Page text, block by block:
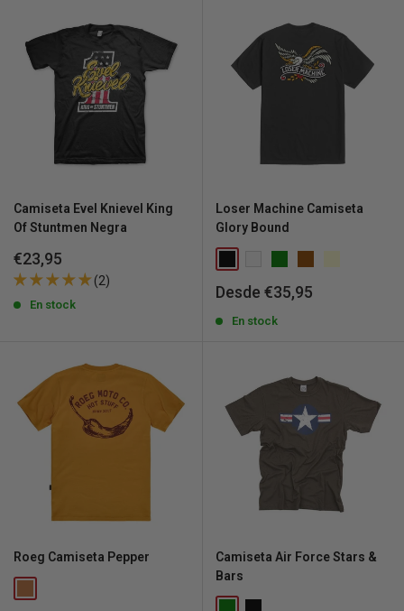
Camiseta Evel Knievel King
Of Stuntmen Negra
Precio
de
venta
€23,95
(2)
En stock
Loser Machine Camiseta
Glory Bound
Precio
venta
Desde €35,95
En stock
Roeg Camiseta Pepper
Camiseta Air Force Stars &
Bars